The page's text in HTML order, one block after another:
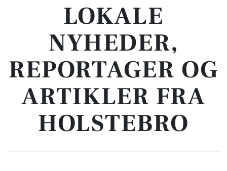
LOKALE
NYHEDER,
REPORTAGER OG
ARTIKLER FRA
HOLSTEBRO